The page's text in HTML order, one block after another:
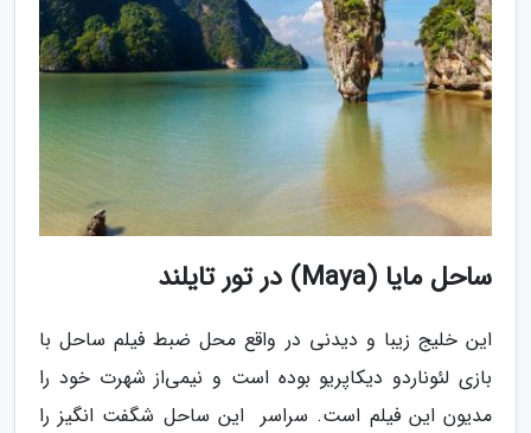
ساحل مایا (Maya) در تور تایلند
این خلیج زیبا و دیدنی در واقع محل ضبط فیلم ساحل با
بازی لئوناردو دیکاپریو بوده است و نیمی‌از شهرت خود را
مدیون این فیلم است. سراسر این ساحل شگفت انگیز را